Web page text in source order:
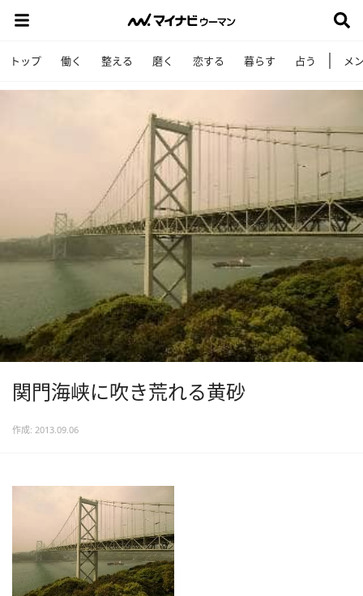
トップ 働く 整える 磨く 恋する 暮らす 占う メ
関門海峡に吹き荒れる黄砂
作成: 2013.09.06